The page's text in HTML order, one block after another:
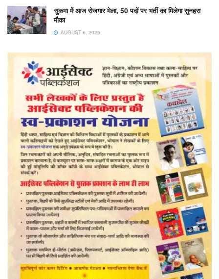
सुकमा में आज रोजगार मेला, 50 पदों पर भर्ती का मिलेगा सुनहरा
मौका
AUGUST 6, 2026